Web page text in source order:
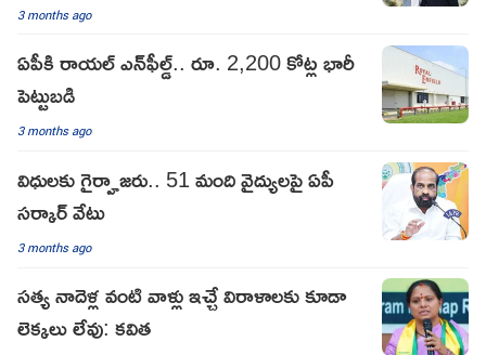
3 months ago
ఏపీకి రాయల్ ఎన్‌ఫీల్డ్.. రూ. 2,200 కోట్ల భారీ
పెట్టుబడి
3 months ago
విధులకు గైర్హాజరు.. 51 మంది వైద్యులపై ఏపీ
సర్కార్ వేటు
3 months ago
సత్య నాదెళ్ల వంటి వాళ్లు ఇచ్చే విరాళాలకు కూడా
లెక్కలు లేవు: కవిత